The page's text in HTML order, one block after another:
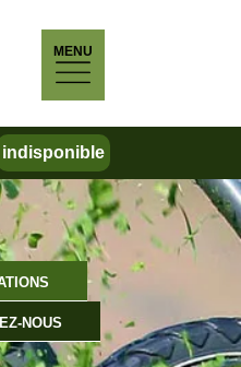
MENU
indisponible
NOUS